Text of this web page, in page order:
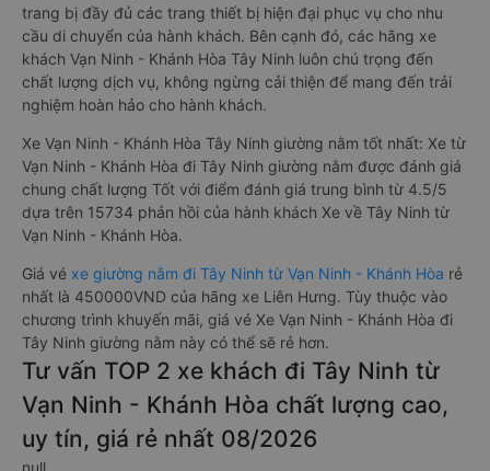
trang bị đầy đủ các trang thiết bị hiện đại phục vụ cho nhu
cầu di chuyển của hành khách. Bên cạnh đó, các hãng xe
khách Vạn Ninh - Khánh Hòa Tây Ninh luôn chú trọng đến
chất lượng dịch vụ, không ngừng cải thiện để mang đến trải
nghiệm hoàn hảo cho hành khách.
Xe Vạn Ninh - Khánh Hòa Tây Ninh giường nằm tốt nhất: Xe từ
Vạn Ninh - Khánh Hòa đi Tây Ninh giường nằm được đánh giá
chung chất lượng Tốt với điểm đánh giá trung bình từ 4.5/5
dựa trên 15734 phản hồi của hành khách Xe về Tây Ninh từ
Vạn Ninh - Khánh Hòa.
Giá vé xe giường nằm đi Tây Ninh từ Vạn Ninh - Khánh Hòa rẻ
nhất là 450000VND của hãng xe Liên Hưng. Tùy thuộc vào
chương trình khuyến mãi, giá vé Xe Vạn Ninh - Khánh Hòa đi
Tây Ninh giường nằm này có thể sẽ rẻ hơn.
Tư vấn TOP 2 xe khách đi Tây Ninh từ
Vạn Ninh - Khánh Hòa chất lượng cao,
uy tín, giá rẻ nhất 08/2026
null